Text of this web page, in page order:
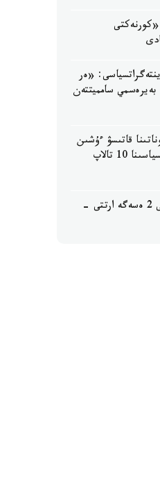
«ەر
سامميتتەن
قاتىسۋ ءۇشىن
حالىقارالىق فۋتبول فەدەراتسياسىنا 10 تالاپ
قىتايعا ۇن جەتكىزۋ كولەمى 2 ەسەگە ارتتى -